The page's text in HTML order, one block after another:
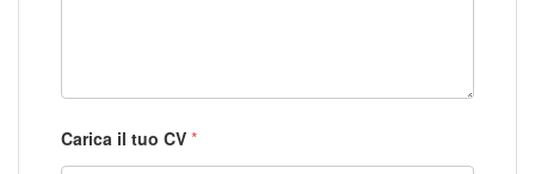
Carica il tuo CV *